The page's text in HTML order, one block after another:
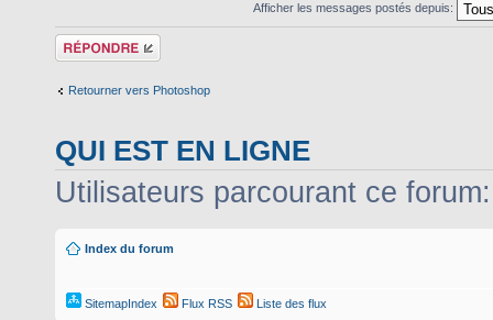
Afficher les messages postés depuis:
Répondre
Retourner vers Photoshop
QUI EST EN LIGNE
Utilisateurs parcourant ce
Index du forum
SitemapIndex Flux RSS Liste des flux